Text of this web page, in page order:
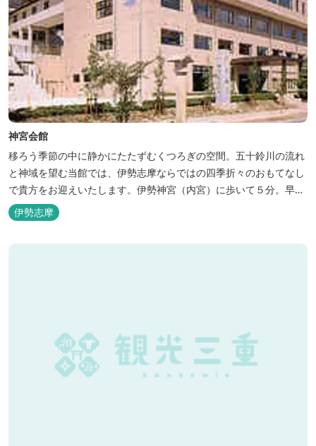
神宮会館
移ろう季節の中に静かにたたずむくつろぎの空間。五十鈴川の流れ
と神域を望む当館では、伊勢志摩ならではの四季折々のおもてなし
で貴方をお迎えいたします。伊勢神宮（内宮）に歩いて５分。早朝
参拝を体験できます。
伊勢志摩